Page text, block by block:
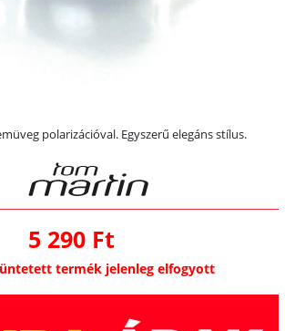
polarizációval. Egyszerű elegáns stílus.
5 290 Ft
termék jelenleg elfogyott